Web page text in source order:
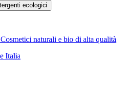
Cosmetici naturali e bio di alta qualità